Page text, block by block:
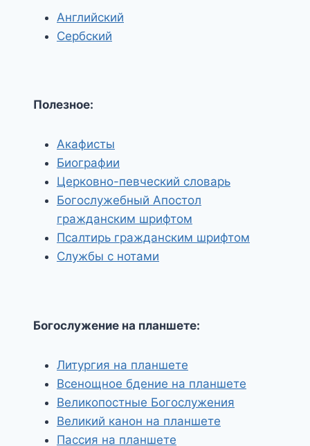
Английский
Сербский
Полезное:
Акафисты
Биографии
Церковно-певческий словарь
Богослужебный Апостол
гражданским шрифтом
Псалтирь гражданским шрифтом
Службы с нотами
Богослужение на планшете:
Литургия на планшете
Всенощное бдение на планшете
Великопостные Богослужения
Великий канон на планшете
Пассия на планшете